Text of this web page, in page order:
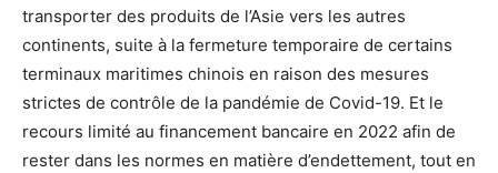
transporter des produits de l’Asie vers les autres
continents, suite à la fermeture temporaire de certains
terminaux maritimes chinois en raison des mesures
strictes de contrôle de la pandémie de Covid-19. Et le
recours limité au financement bancaire en 2022 afin de
rester dans les normes en matière d’endettement, tout en